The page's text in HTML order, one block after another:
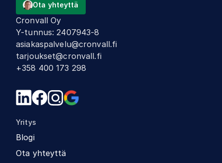
Ota yhteyttä
Cronvall Oy
Y-tunnus:2407943-8
asiakaspalvelu@cronvall.fi
tarjoukset@cronvall.fi
+358 400 173 298
Yritys
Blogi
Ota yhteyttä